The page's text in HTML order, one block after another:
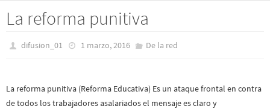
La reforma punitiva
difusion_01 1 marzo, 2016 De la red
La reforma punitiva (Reforma Educativa) Es un ataque frontal en contra
de todos los trabajadores asalariados el mensaje es claro y